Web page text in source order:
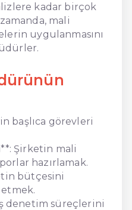
kadar birçok
mali
uygulanmasını
başlıca görevleri
Şirketin mali
hazırlamak.
bütçesini
denetim süreçlerini